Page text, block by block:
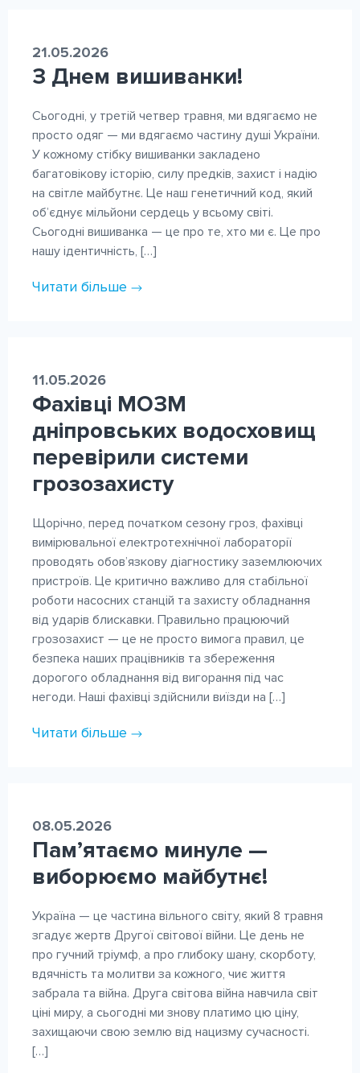
21.05.2026
З Днем вишиванки!
Сьогодні, у третій четвер травня, ми вдягаємо не
просто одяг — ми вдягаємо частину душі України.
У кожному стібку вишиванки закладено
багатовікову історію, силу предків, захист і надію
на світле майбутнє. Це наш генетичний код, який
об’єднує мільйони сердець у всьому світі.
Сьогодні вишиванка — це про те, хто ми є. Це про
нашу ідентичність, […]
Читати більше
11.05.2026
Фахівці МОЗМ
дніпровських водосховищ
перевірили системи
грозозахисту
Щорічно, перед початком сезону гроз, фахівці
вимірювальної електротехнічної лабораторії
проводять обов’язкову діагностику заземлюючих
пристроїв. Це критично важливо для стабільної
роботи насосних станцій та захисту обладнання
від ударів блискавки. Правильно працюючий
грозозахист — це не просто вимога правил, це
безпека наших працівників та збереження
дорогого обладнання від вигорання під час
негоди. Наші фахівці здійснили виїзди на […]
Читати більше
08.05.2026
Пам’ятаємо минуле —
виборюємо майбутнє!
Україна — це частина вільного світу, який 8 травня
згадує жертв Другої світової війни. Це день не
про гучний тріумф, а про глибоку шану, скорботу,
вдячність та молитви за кожного, чиє життя
забрала та війна. Друга світова війна навчила світ
ціні миру, а сьогодні ми знову платимо цю ціну,
захищаючи свою землю від нацизму сучасності.
[…]